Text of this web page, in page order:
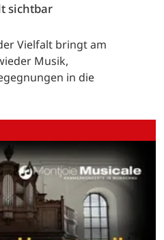
sichtbar
Vielfalt bringt am
Musik,
in die